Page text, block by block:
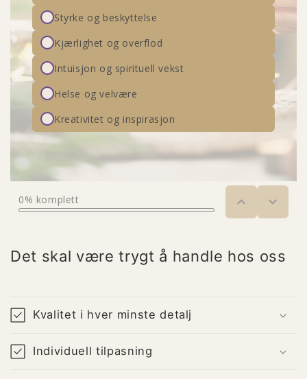
Det skal være trygt å handle hos oss
Kvalitet i hver minste detalj
Individuell tilpasning